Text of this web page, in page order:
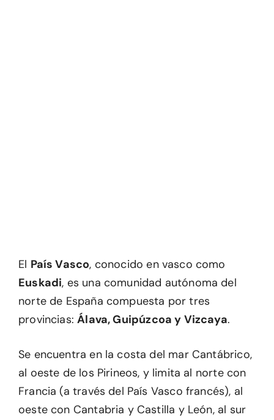
El País Vasco, conocido en vasco como
Euskadi, es una comunidad autónoma del
norte de España compuesta por tres
provincias:Álava, Guipúzcoa y Vizcaya.
Se encuentra en la costa del mar Cantábrico,
al oeste de los Pirineos, y limita al norte con
Francia (a través del País Vasco francés), al
oeste con Cantabria y Castilla y León, al sur